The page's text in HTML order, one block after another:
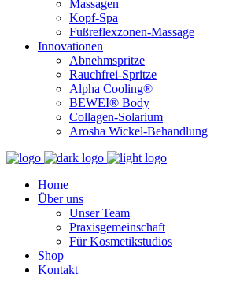
Massagen
Kopf-Spa
Fußreflexzonen-Massage
Innovationen
Abnehmspritze
Rauchfrei-Spritze
Alpha Cooling®
BEWEI® Body
Collagen-Solarium
Arosha Wickel-Behandlung
Home
Über uns
Unser Team
Praxisgemeinschaft
Für Kosmetikstudios
Shop
Kontakt